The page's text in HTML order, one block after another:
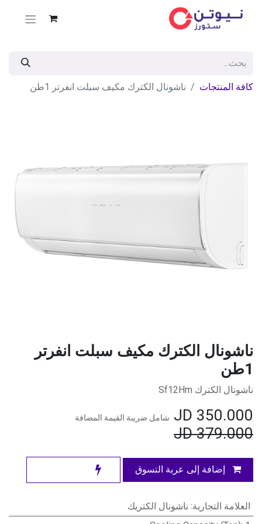
كافة المنتجات ناشونال الكترك مكيف سبلت انفرتر 1طن
ناشونال الكترك مكيف سبلت انفرتر
1طن
ناشونال الكترك Sf12Hm
350.000 شامل ضريبة القيمة المضافة
379.000
JD
إضافة إلى عربة التسوق
العلامة التجارية: ناشونال الكتريك